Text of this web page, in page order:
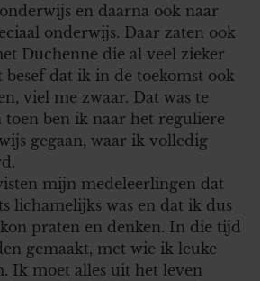
en daarna ook naar
onderwijs. Daar zaten ook
Duchenne die al veel zieker
dat ik in de toekomst ook
viel me zwaar. Dat was te
ben ik naar het reguliere
gegaan, waar ik volledig
mijn medeleerlingen dat
lichamelijks was en dat ik dus
praten en denken. In die tijd
gemaakt, met wie ik leuke
Ik moet alles uit het leven